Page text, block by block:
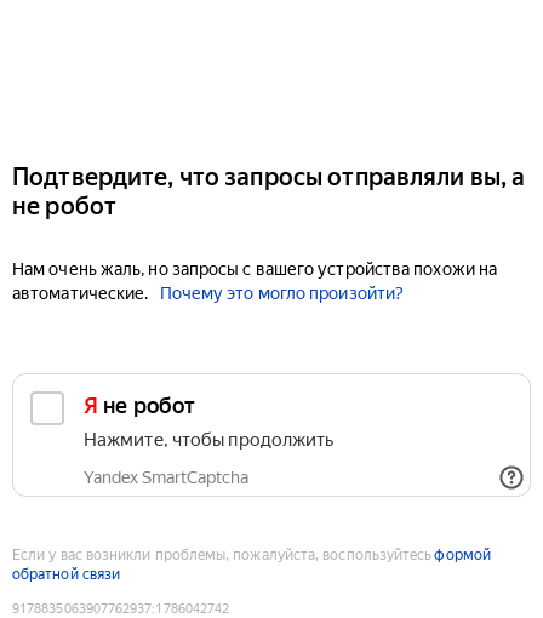
Подтвердите, что запросы отправляли вы, а
не робот
Нам очень жаль, но запросы с вашего устройства похожи на
автоматические.
Почему это могло произойти?
Я не робот
Нажмите, чтобы продолжить
Yandex SmartCaptcha
Если у вас возникли проблемы, пожалуйста, воспользуйтесьформой
обратной связи
9178835063907762937:1786042742